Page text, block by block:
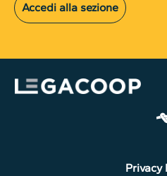
Accedi alla sezione
Privacy